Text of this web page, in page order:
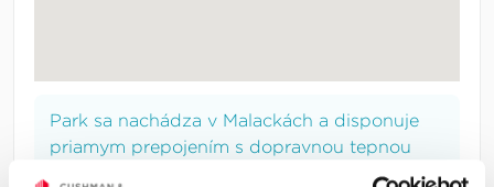
Park sa nachádza v Malackách a disponuje
priamym prepojením s dopravnou tepnou
D2, spájajúcou Budapešť, Bratislavu, Brno a